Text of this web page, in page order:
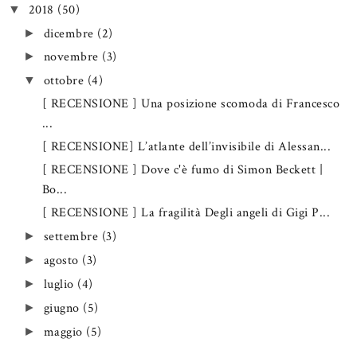
▼ 2018 (50)
► dicembre (2)
► novembre (3)
▼ ottobre (4)
[ RECENSIONE ] Una posizione scomoda di Francesco
...
[ RECENSIONE] L’atlante dell’invisibile di Alessan...
[ RECENSIONE ] Dove c'è fumo di Simon Beckett |
Bo...
[ RECENSIONE ] La fragilità Degli angeli di Gigi P...
► settembre (3)
► agosto (3)
► luglio (4)
► giugno (5)
► maggio (5)